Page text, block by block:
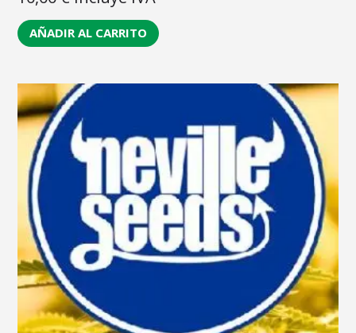
AÑADIR AL CARRITO